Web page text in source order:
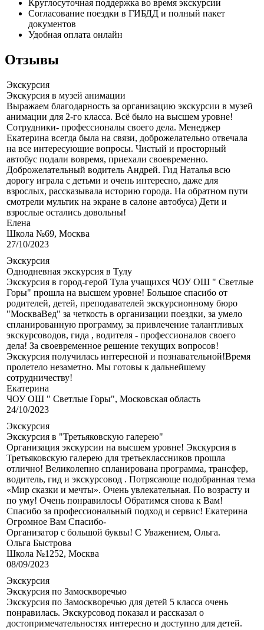
Круглосуточная поддержка во время экскурсии
Согласование поездки в ГИБДД и полный пакет
документов
Удобная оплата онлайн
Отзывы
Экскурсия
Экскурсия в музей анимации
Выражаем благодарность за организацию экскурсии в музей
анимации для 2-го класса. Всё было на высшем уровне!
Сотрудники- профессионалы своего дела. Менеджер
Екатерина всегда была на связи, доброжелательно отвечала
на все интересующие вопросы. Чистый и просторный
автобус подали вовремя, приехали своевременно.
Доброжелательный водитель Андрей. Гид Наталья всю
дорогу играла с детьми и очень интересно, даже для
взрослых, рассказывала историю города. На обратном пути
смотрели мультик на экране в салоне автобуса) Дети и
взрослые остались довольны!
Елена
Школа №69, Москва
27/10/2023
Экскурсия
Однодневная экскурсия в Тулу
Экскурсия в город-герой Тула учащихся ЧОУ ОШ " Светлые
Горы" прошла на высшем уровне! Большое спасибо от
родителей, детей, преподавателей экскурсионному бюро
"МоскваВед" за четкость в организации поездки, за умело
спланированную программу, за привлечение талантливых
экскурсоводов, гида , водителя - профессионалов своего
дела! За своевременное решение текущих вопросов!
Экскурсия получилась интересной и познавательной!Время
пролетело незаметно. Мы готовы к дальнейшему
сотрудничеству!
Екатерина
ЧОУ ОШ " Светлые Горы", Московская область
24/10/2023
Экскурсия
Экскурсия в "Третьяковскую галерею"
Организация экскурсии на высшем уровне! Экскурсия в
Третьяковскую галерею для третьеклассников прошла
отлично! Великолепно спланирована программа, трансфер,
водитель, гид и экскурсовод . Потрясающе подобранная тема
«Мир сказки и мечты». Очень увлекательная. По возрасту и
по уму! Очень понравилось! Обратимся снова к Вам!
Спасибо за профессиональный подход и сервис! Екатерина
Огромное Вам Спасибо-
Организатор с большой буквы! С Уважением, Ольга.
Ольга Быстрова
Школа №1252, Москва
08/09/2023
Экскурсия
Экскурсия по Замоскворечью
Экскурсия по Замоскворечью для детей 5 класса очень
понравилась. Экскурсовод показал и рассказал о
достопримечательностях интересно и доступно для детей.